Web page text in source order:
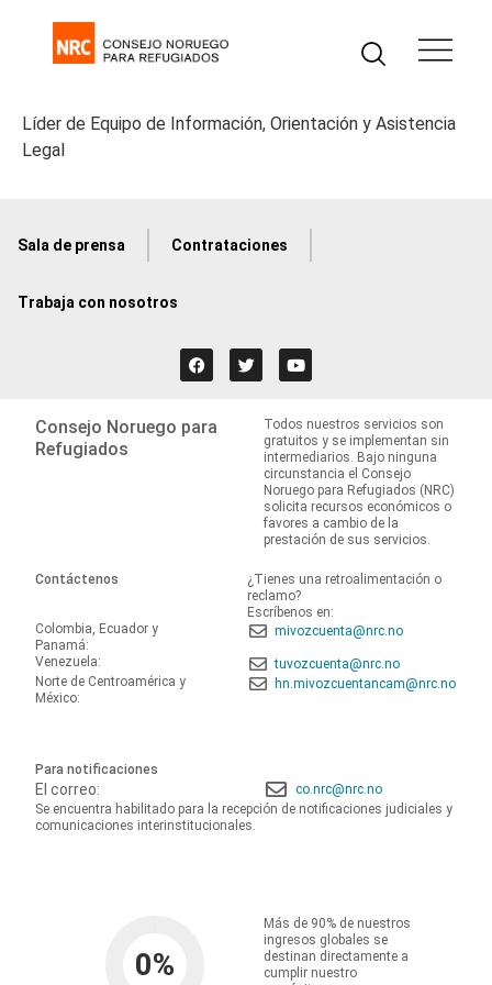
Líder de Equipo de Información, Orientación y Asistencia
Legal
Sala de prensa Contrataciones
Trabaja con nosotros
Consejo Noruego para
Refugiados
Todos nuestros servicios son
gratuitos y se implementan sin
intermediarios. Bajo ninguna
circunstancia el Consejo
Noruego para Refugiados (NRC)
solicita recursos económicos o
favores a cambio de la
prestación de sus servicios.
Contáctenos
¿Tienes una retroalimentación o
reclamo?
Escríbenos en:
Colombia, Ecuador y
Panamá:
mivozcuenta@nrc.no
Venezuela:
tuvozcuenta@nrc.no
Norte de Centroamérica y
México:
hn.mivozcuentancam@nrc.no
Para notificaciones
El correo:
co.nrc@nrc.no
Se encuentra habilitado para la recepción de notificaciones judiciales y
comunicaciones interinstitucionales.
0%
Más de 90% de nuestros
ingresos globales se
destinan directamente a
cumplir nuestro